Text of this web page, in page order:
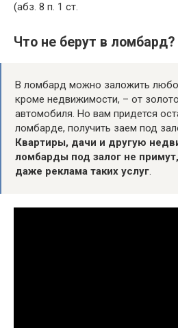
(абз. 8 п. 1 ст.
Что не берут в ломбард?
В ломбард можно заложить
кроме недвижимости, – от
автомобиля. Но вам придется
ломбарде, получить заем под
Квартиры, дачи и другую
ломбарды под залог не
даже реклама таких услуг